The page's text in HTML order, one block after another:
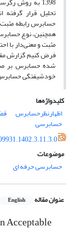
تحلیل قرار
حسابرس رابطه
همچنین، نوع
مثبت و معنی‌دار با
فرض کنیم گزارش
شده حسابرس بر
خودشیفتگی حسابرس
کلیدواژه‌ها
اظهارنظرحسابرس
حسابرسی
موضوعات
حسابرسی حرفه ای
عنوان مقاله English
Acceptable